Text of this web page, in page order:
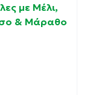
με Μέλι,
& Μάραθο